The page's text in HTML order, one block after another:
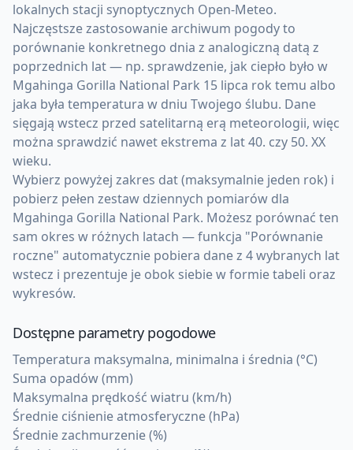
lokalnych stacji synoptycznych Open-Meteo.
Najczęstsze zastosowanie archiwum pogody to
porównanie konkretnego dnia z analogiczną datą z
poprzednich lat — np. sprawdzenie, jak ciepło było w
Mgahinga Gorilla National Park 15 lipca rok temu albo
jaka była temperatura w dniu Twojego ślubu. Dane
sięgają wstecz przed satelitarną erą meteorologii, więc
można sprawdzić nawet ekstrema z lat 40. czy 50. XX
wieku.
Wybierz powyżej zakres dat (maksymalnie jeden rok) i
pobierz pełen zestaw dziennych pomiarów dla
Mgahinga Gorilla National Park. Możesz porównać ten
sam okres w różnych latach — funkcja "Porównanie
roczne" automatycznie pobiera dane z 4 wybranych lat
wstecz i prezentuje je obok siebie w formie tabeli oraz
wykresów.
Dostępne parametry pogodowe
Temperatura maksymalna, minimalna i średnia (°C)
Suma opadów (mm)
Maksymalna prędkość wiatru (km/h)
Średnie ciśnienie atmosferyczne (hPa)
Średnie zachmurzenie (%)